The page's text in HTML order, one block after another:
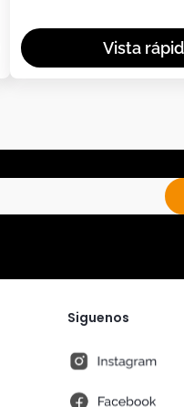
Siguenos
instagram
fb